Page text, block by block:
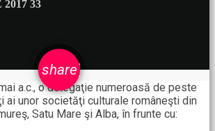
2017 33
share
email
a.c., o delegaţie numeroasă de peste
ai unor societăţi culturale româneşti din
Satu Mare şi Alba, în frunte cu: